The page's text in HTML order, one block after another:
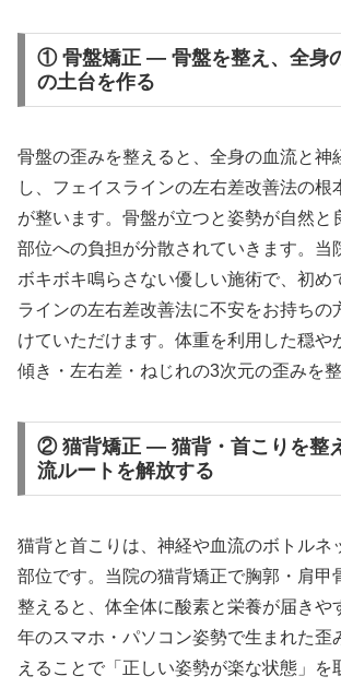
① 骨盤矯正 — 骨盤を整え、全身
の土台を作る
骨盤の歪みを整えると、全身の血流と神
し、フェイスラインの左右差改善法の根
が整います。骨盤が立つと姿勢が自然と
部位への負担が分散されていきます。当
ボキボキ鳴らさない優しい施術で、初め
ラインの左右差改善法に不安をお持ちの
けていただけます。体重を利用した穏や
傾き・左右差・ねじれの3次元の歪みを整
② 猫背矯正 — 猫背・首こりを整
流ルートを解放する
猫背と首こりは、神経や血流のボトルネ
部位です。当院の猫背矯正で胸郭・肩甲
整えると、体全体に酸素と栄養が届きや
年のスマホ・パソコン姿勢で生まれた歪
えることで「正しい姿勢が楽な状態」を